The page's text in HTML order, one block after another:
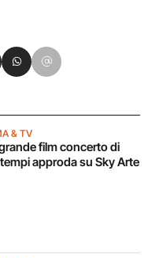
& TV
film concerto di
approda su Sky Arte
LinkedIn
su Pinterest
Condividi su WhatsApp
Condividi su Email